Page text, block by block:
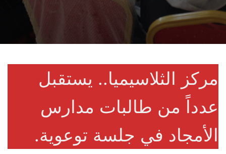
مركز الثلاسيميا.. يستقبل
عدداً من طالبات مدارس
الأمجاد في جلسة توعوية.